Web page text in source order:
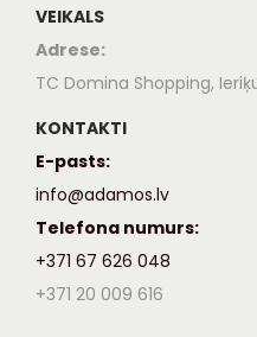
VEIKALS
Adrese:
TC Domina Shopping,
KONTAKTI
E-pasts:
info@adamos.lv
Telefona numurs:
+371 67 626 048
+371 20 009 616